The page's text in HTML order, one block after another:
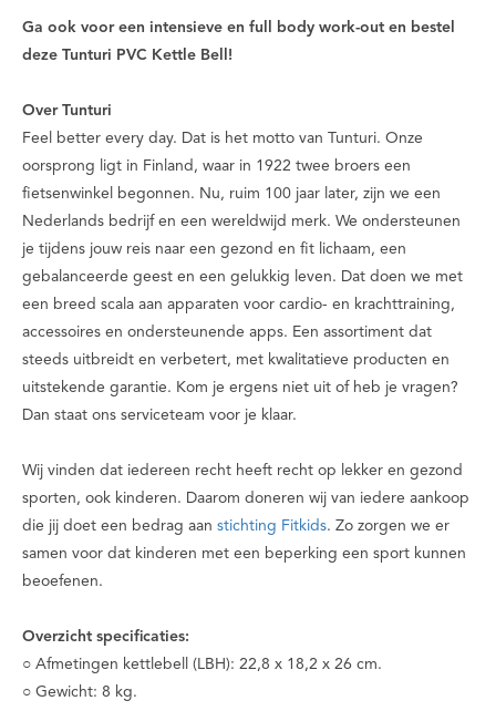
Ga ook voor een intensieve en full body work-out en bestel
deze Tunturi PVC Kettle Bell!
Over Tunturi
Feel better every day. Dat is het motto van Tunturi. Onze
oorsprong ligt in Finland, waar in 1922 twee broers een
fietsenwinkel begonnen. Nu, ruim 100 jaar later, zijn we een
Nederlands bedrijf en een wereldwijd merk. We ondersteunen
je tijdens jouw reis naar een gezond en fit lichaam, een
gebalanceerde geest en een gelukkig leven. Dat doen we met
een breed scala aan apparaten voor cardio- en krachttraining,
accessoires en ondersteunende apps. Een assortiment dat
steeds uitbreidt en verbetert, met kwalitatieve producten en
uitstekende garantie. Kom je ergens niet uit of heb je vragen?
Dan staat ons serviceteam voor je klaar.
Wij vinden dat iedereen recht heeft recht op lekker en gezond
sporten, ook kinderen. Daarom doneren wij van iedere aankoop
die jij doet een bedrag aan stichting Fitkids. Zo zorgen we er
samen voor dat kinderen met een beperking een sport kunnen
beoefenen.
Overzicht specificaties:
○ Afmetingen kettlebell (LBH): 22,8 x 18,2 x 26 cm.
○ Gewicht: 8 kg.